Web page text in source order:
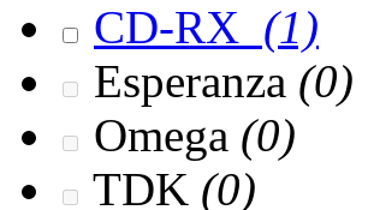
CD-RX (1)
Esperanza (0)
Omega (0)
TDK (0)